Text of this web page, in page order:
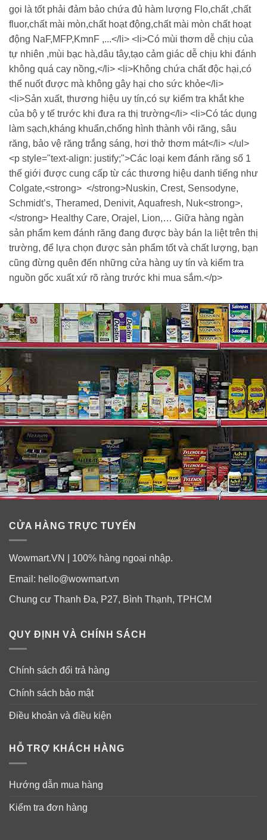
gọi là tốt phải đảm bảo chứa đủ hàm lượng Flo,chất ,chất
fluor,chất mài mòn,chất hoạt động,chất mài mòn chất hoạt
động NaF,MFP,KmnF ,...</li> <li>Có mùi thơm dễ chịu của
tự nhiên ,mùi bạc hà,dâu tây,tạo cảm giác dễ chịu khi đánh
không quá cay nồng,</li> <li>Không chứa chất độc hại,có
thể nuốt được mà không gây hại cho sức khỏe</li>
<li>Sản xuất, thương hiệu uy tín,có sự kiểm tra khắt khe
của bộ y tế trước khi đưa ra thị trường</li> <li>Có tác dụng
làm sạch,kháng khuẩn,chống hình thành vôi răng, sâu
răng, bảo vệ răng trắng sáng, hơi thở thơm mát</li> </ul>
<p style="text-align: justify;">Các loại kem đánh răng số 1
thế giới được cung cấp từ các thương hiệu danh tiếng như
Colgate,<strong> </strong>Nuskin, Crest, Sensodyne,
Schmidt’s, Theramed, Denivit, Aquafresh, Nuk<strong>,
</strong> Healthy Care, Orajel, Lion,… Giữa hàng ngàn
sản phẩm kem đánh răng đang được bày bán la liệt trên thị
trường, để lựa chọn được sản phẩm tốt và chất lượng, bạn
cũng đừng quên đến những cửa hàng uy tín và kiểm tra
nguồn gốc xuất xứ rõ ràng trước khi mua sắm.</p>
CỬA HÀNG TRỰC TUYẾN
Wowmart.VN | 100% hàng ngoại nhập.
Email: hello@wowmart.vn
Chung cư Thanh Đa, P27, Bình Thạnh, TPHCM
QUY ĐỊNH VÀ CHÍNH SÁCH
Chính sách đổi trả hàng
Chính sách bảo mật
Điều khoản và điều kiện
HỖ TRỢ KHÁCH HÀNG
Hướng dẫn mua hàng
Kiểm tra đơn hàng